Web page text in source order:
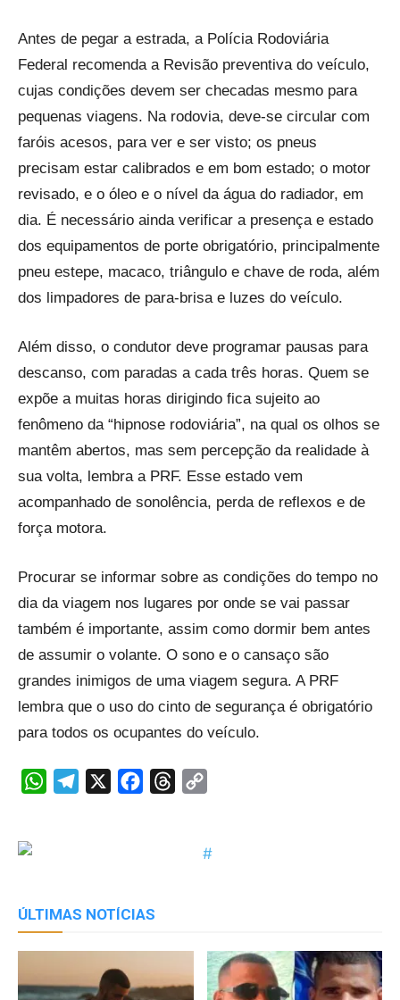
Antes de pegar a estrada, a Polícia Rodoviária
Federal recomenda a Revisão preventiva do veículo,
cujas condições devem ser checadas mesmo para
pequenas viagens. Na rodovia, deve-se circular com
faróis acesos, para ver e ser visto; os pneus
precisam estar calibrados e em bom estado; o motor
revisado, e o óleo e o nível da água do radiador, em
dia. É necessário ainda verificar a presença e estado
dos equipamentos de porte obrigatório, principalmente
pneu estepe, macaco, triângulo e chave de roda, além
dos limpadores de para-brisa e luzes do veículo.
Além disso, o condutor deve programar pausas para
descanso, com paradas a cada três horas. Quem se
expõe a muitas horas dirigindo fica sujeito ao
fenômeno da “hipnose rodoviária”, na qual os olhos se
mantêm abertos, mas sem percepção da realidade à
sua volta, lembra a PRF. Esse estado vem
acompanhado de sonolência, perda de reflexos e de
força motora.
Procurar se informar sobre as condições do tempo no
dia da viagem nos lugares por onde se vai passar
também é importante, assim como dormir bem antes
de assumir o volante. O sono e o cansaço são
grandes inimigos de uma viagem segura. A PRF
lembra que o uso do cinto de segurança é obrigatório
para todos os ocupantes do veículo.
WhatsAppTelegram FacebookThreads
ÚLTIMAS NOTÍCIAS